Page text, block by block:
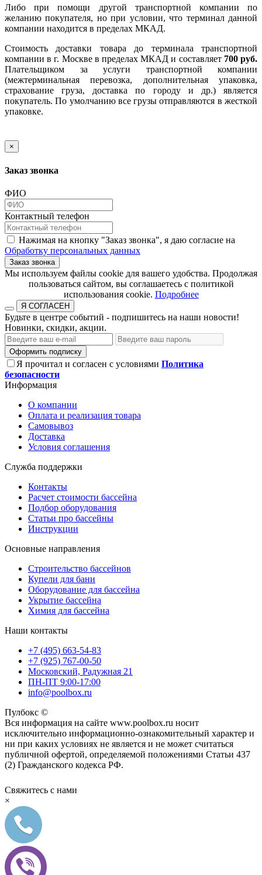
Либо при помощи другой транспортной компании по
желанию покупателя, но при условии, что терминал данной
компании находится в пределах МКАД.
Стоимость доставки товара до терминала транспортной
компании в г. Москве в пределах МКАД и составляет 700 руб.
Плательщиком за услуги транспортной компании
(межтерминальная перевозка, дополнительная упаковка,
страхование груза, доставка по городу и др.) является
покупатель. По умолчанию все грузы отправляются в жесткой
упаковке.
×
Заказ звонка
ФИО
Контактный телефон
Нажимая на кнопку "Заказ звонка", я даю согласие на
Обработку персональных данных
Заказ звонка
​​​​​​​Мы используем файлы cookie для вашего удобства. Продолжая
пользоваться сайтом, вы соглашаетесь с политикой
использования cookie.​​​​​​​ Подробнее
Я СОГЛАСЕН
Будьте в центре событий - подпишитесь на наши новости!
Новинки, скидки, акции.
Оформить подписку
Я прочитал и согласен с условиями Политика
безопасности
Информация
О компании
Оплата и реализация товара
Самовывоз
Доставка
Условия соглашения
Служба поддержки
Контакты
Расчет стоимости бассейна
Подбор оборудования
Статьи про бассейны
Инструкции
Основные направления
Строительство бассейнов
Купели для бани
Оборудование для бассейна
Укрытие бассейна
Химия для бассейна
Наши контакты
+7 (495) 663-54-83
+7 (925) 767-00-50
Московский, Радужная 21
ПН-ПТ 9:00-17:00
info@poolbox.ru
Пулбокс ©
Вся информация на сайте www.poolbox.ru носит
исключительно информационно-ознакомительный характер и
ни при каких условиях не является и не может считаться
публичной офертой, определяемой положениями Статьи 437
(2) Гражданского кодекса РФ.
Свяжитесь с нами
×